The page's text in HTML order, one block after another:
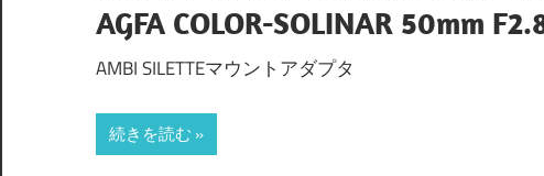
AGFA COLOR-SOLINAR 50mm
AMBI SILETTEマウントアダプタ
続きを読む